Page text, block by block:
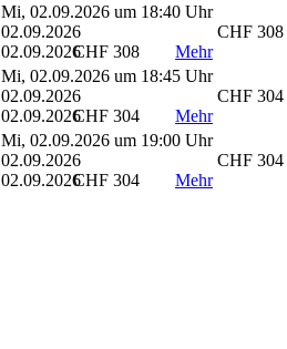
Mi, 02.09.2026 um 18:40 Uhr
02.09.2026
02.09.2026CHF 308 Mehr
CHF 308
Mi, 02.09.2026 um 18:45 Uhr
02.09.2026
02.09.2026CHF 304 Mehr
CHF 304
Mi, 02.09.2026 um 19:00 Uhr
02.09.2026
02.09.2026CHF 304 Mehr
CHF 304